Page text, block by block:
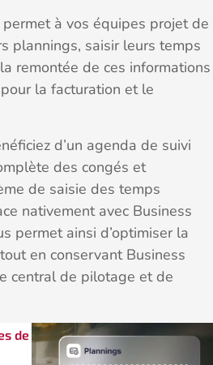
à vos équipes projet de
plannings, saisir leurs temps
remontée de ces informations
la facturation et le
d’un agenda de suivi
des congés et
de saisie des temps
nativement avec Business
permet ainsi d’optimiser la
en conservant Business
central de pilotage et de
de